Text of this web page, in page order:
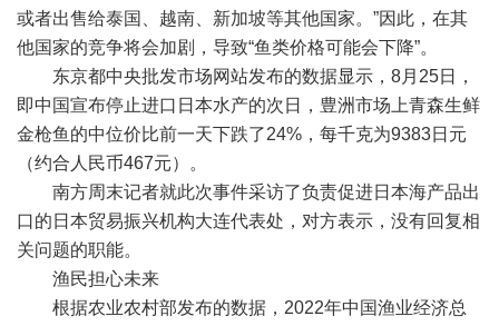
或者出售给泰国、越南、新加坡等其他国家。”因此，在其
他国家的竞争将会加剧，导致“鱼类价格可能会下降”。
东京都中央批发市场网站发布的数据显示，8月25日，
即中国宣布停止进口日本水产的次日，豊洲市场上青森生鲜
金枪鱼的中位价比前一天下跌了24%，每千克为9383日元
（约合人民币467元）。
南方周末记者就此次事件采访了负责促进日本海产品出
口的日本贸易振兴机构大连代表处，对方表示，没有回复相
关问题的职能。
渔民担心未来
根据农业农村部发布的数据，2022年中国渔业经济总